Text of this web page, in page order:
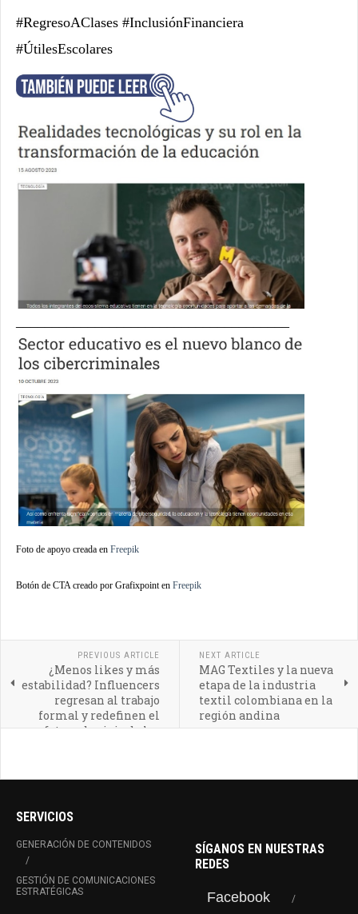
#RegresoAClases #InclusiónFinanciera
#ÚtilesEscolares
Foto de apoyo creada en Freepik
Botón de CTA creado por Grafixpoint en Freepik
PREVIOUS ARTICLE
¿Menos likes y más
estabilidad? Influencers
regresan al trabajo
formal y redefinen el
futuro de vivir de las
NEXT ARTICLE
MAG Textiles y la nueva
etapa de la industria
textil colombiana en la
región andina
SERVICIOS
GENERACIÓN DE CONTENIDOS
GESTIÓN DE COMUNICACIONES
ESTRATÉGICAS
SÍGANOS EN NUESTRAS
REDES
Facebook